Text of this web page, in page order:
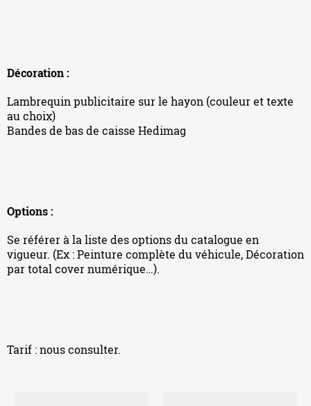
Décoration :
Lambrequin publicitaire sur le hayon (couleur et texte
au choix)
Bandes de bas de caisse Hedimag
Options :
Se référer à la liste des options du catalogue en
vigueur. (Ex : Peinture complète du véhicule, Décoration
par total cover numérique…).
Tarif : nous consulter.